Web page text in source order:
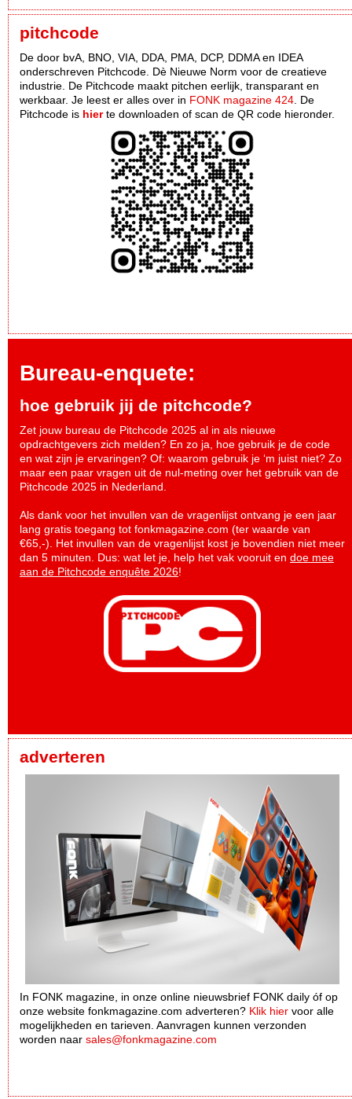
pitchcode
De door bvA, BNO, VIA, DDA, PMA, DCP, DDMA en IDEA
onderschreven Pitchcode. Dè Nieuwe Norm voor de creatieve
industrie. De Pitchcode maakt pitchen eerlijk, transparant en
werkbaar. Je leest er alles over in FONK magazine 424 . De
Pitchcode is hierte downloaden of scan de QR code hieronder.
Bureau-enquete:
hoe gebruik jij de pitchcode?
Zet jouw bureau de Pitchcode 2025 al in als nieuwe
opdrachtgevers zich melden? En zo ja, hoe gebruik je de code
en wat zijn je ervaringen? Of: waarom gebruik je ‘m juist niet? Zo
maar een paar vragen uit de nul-meting over het gebruik van de
Pitchcode 2025 in Nederland.
Als dank voor het invullen van de vragenlijst ontvang je een jaar
lang gratis toegang tot fonkmagazine.com (ter waarde van
€65,-). Het invullen van de vragenlijst kost je bovendien niet meer
dan 5 minuten. Dus: wat let je, help het vak vooruit en doe mee
aan de Pitchcode enquête 2026!
adverteren
In FONK magazine, in onze online nieuwsbrief FONK daily óf op
onze website fonkmagazine.com adverteren? Klik hier voor alle
mogelijkheden en tarieven. Aanvragen kunnen verzonden
worden naar sales@fonkmagazine.com